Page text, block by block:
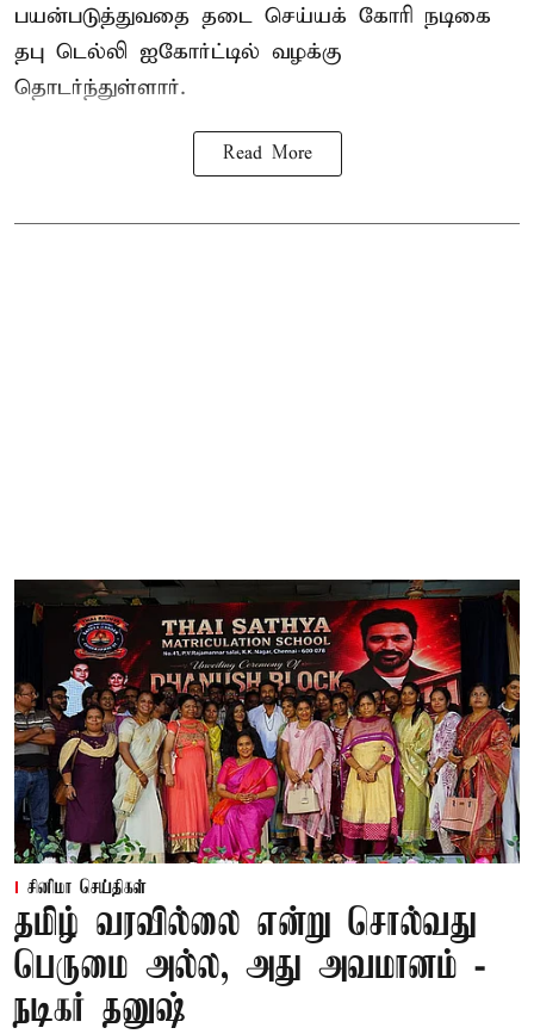
பயன்படுத்துவதை தடை செய்யக் கோரி நடிகை
தபு டெல்லி ஐகோர்ட்டில் வழக்கு
தொடர்ந்துள்ளார்.
Read More
சினிமா செய்திகள்
தமிழ் வரவில்லை என்று சொல்வது
பெருமை அல்ல, அது அவமானம் -
நடிகர் தனுஷ்